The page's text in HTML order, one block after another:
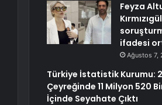
Feyza
ifadesi
Ağustos 7,
Türkiye İstatistik Kurumu:
Çeyreğinde 11 Milyon 520
İçinde Seyahate Çıktı